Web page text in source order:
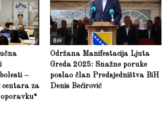
–
centara za
BiH
Održana Manifestacija Ljuta
Greda 2025: Snažne poruke
poslao član Predsjedništva BiH
Denis Bećirović